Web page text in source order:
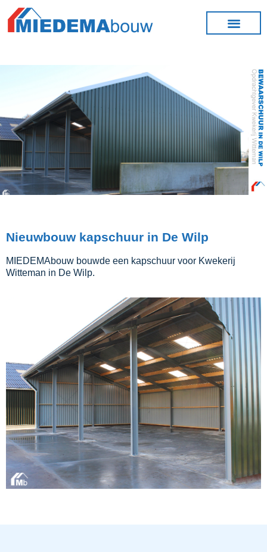
Nieuwbouw kapschuur in De Wilp
MIEDEMAbouw bouwde een kapschuur voor Kwekerij
Witteman in De Wilp.